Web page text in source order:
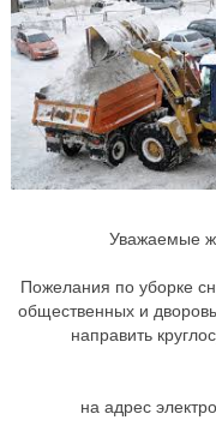
Уважаемые
Пожелания по уборке
общественных и
направить
на адрес